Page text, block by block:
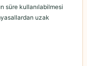
süre kullanılabilmesi
uzak